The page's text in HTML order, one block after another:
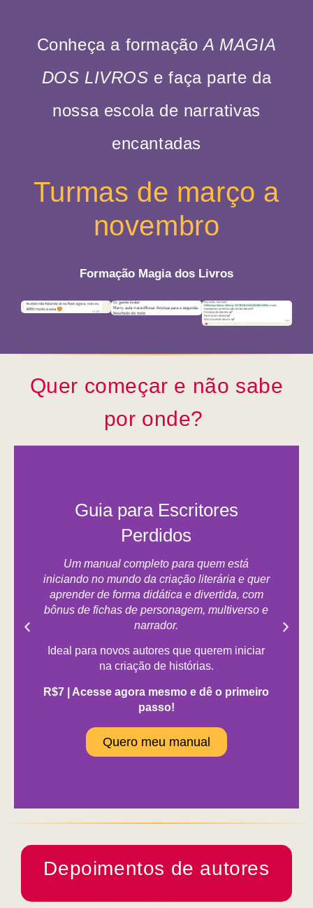
Conheça a formaçãoA MAGIA
DOS LIVROS e faça parte da
nossa escola de narrativas
encantadas
Turmas de março a
novembro
Formação Magia dos Livros
Quer começar e não sabe
por onde?
Guia para Escritores
Perdidos
Um manual completo para quem está
iniciando no mundo da criação literária e quer
aprender de forma didática e divertida, com
bônus de fichas de personagem, multiverso e
narrador.
Ideal para novos autores que querem iniciar
na criação de histórias.
R$7 | Acesse agora mesmo e dê o primeiro
passo!
Quero meu manual
Depoimentos de autores